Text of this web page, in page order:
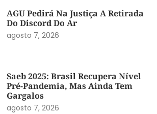
AGU Pedirá Na Justiça A Retirada
Do Discord Do Ar
agosto 7, 2026
Saeb 2025: Brasil Recupera Nível
Pré-Pandemia, Mas Ainda Tem
Gargalos
agosto 7, 2026